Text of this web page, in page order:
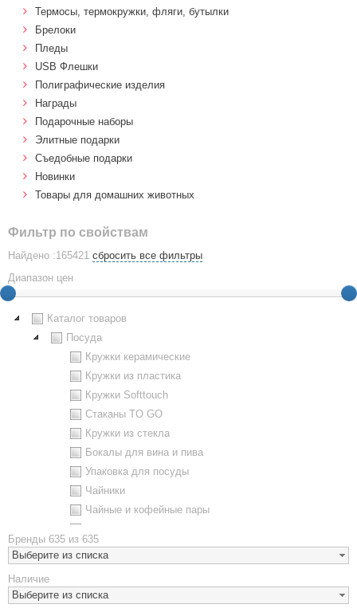
Термосы, термокружки, фляги, бутылки
Брелоки
Пледы
USB Флешки
Полиграфические изделия
Награды
Подарочные наборы
Элитные подарки
Cъедобные подарки
Новинки
Товары для домашних животных
Фильтр по свойствам
Найдено :165421 сбросить все фильтры
Диапазон цен
Каталог товаров
Посуда
Кружки керамические
Кружки из пластика
Кружки Softtouch
Стаканы TO GO
Кружки из стекла
Бокалы для вина и пива
Упаковка для посуды
Чайники
Чайные и кофейные пары
Наборы посуды
Предметы сервировки
Стаканы
Эко кружки
Бренды 635 из 635
Выберите из списка
Наличие
Выберите из списка